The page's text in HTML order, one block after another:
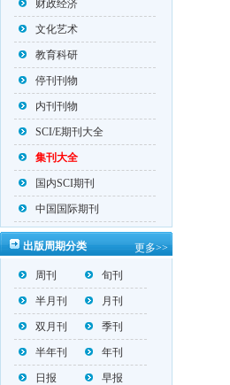
财政经济
文化艺术
教育科研
停刊刊物
内刊刊物
SCI/E期刊大全
集刊大全
国内SCI期刊
中国国际期刊
出版周期分类 更多>>
周刊 旬刊
半月刊 月刊
双月刊 季刊
半年刊 年刊
日报 早报